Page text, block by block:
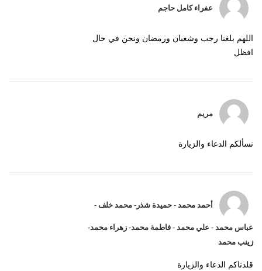
عفراء كامل حاجم
اللهم بلغنا رجب وشعبان ورمضان ونحن في حال
افظل
مريم
نسألكم الدعاء والزيارة
أحمد محمد - حميدة شذر- محمد خلف -
عباس محمد - علي محمد - فاطمة محمد- زهراء محمد-
زينب محمد
قلدناكم الدعاء والزيارة